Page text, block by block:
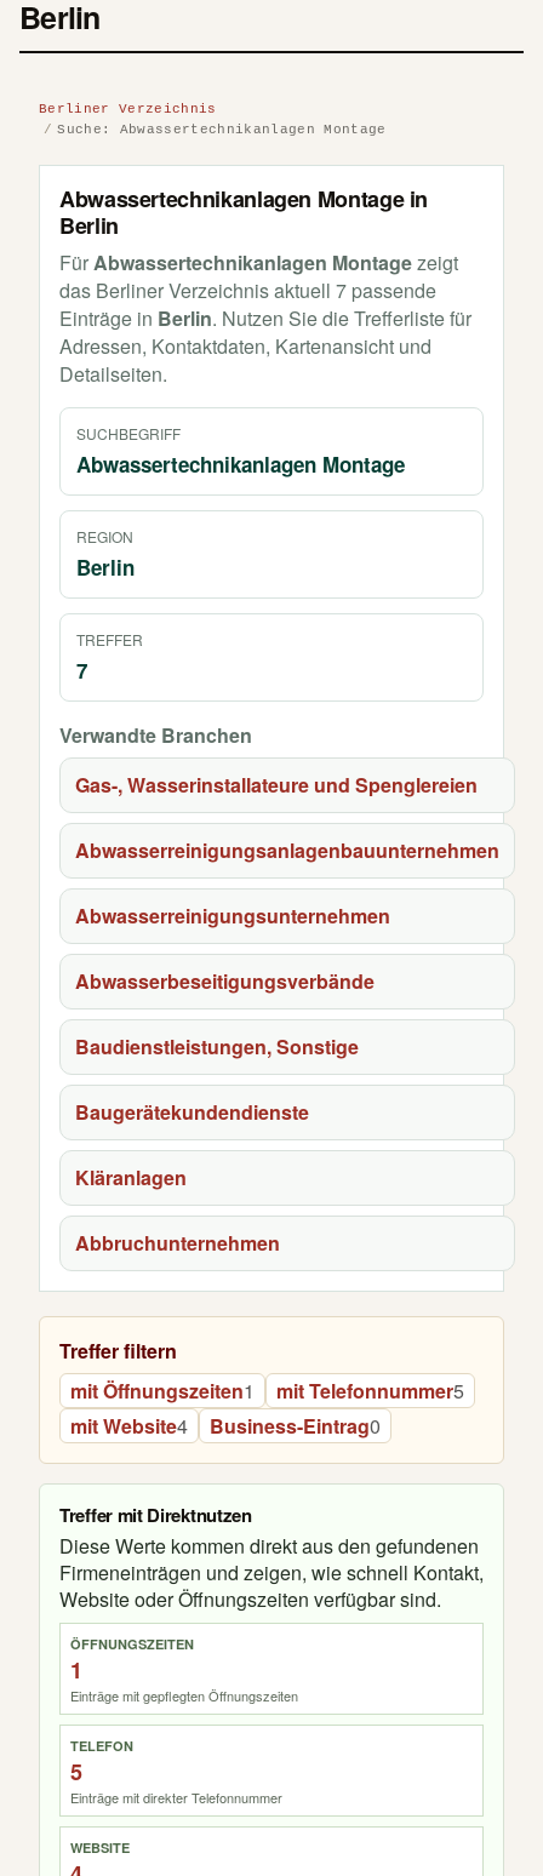
Berlin
Berliner Verzeichnis
Suche: Abwassertechnikanlagen Montage
Abwassertechnikanlagen Montage in
Berlin
FürAbwassertechnikanlagen Montagezeigt
das Berliner Verzeichnis aktuell 7 passende
Einträge in Berlin. Nutzen Sie die Trefferliste für
Adressen, Kontaktdaten, Kartenansicht und
Detailseiten.
SUCHBEGRIFF
Abwassertechnikanlagen Montage
REGION
Berlin
TREFFER
7
Verwandte Branchen
Gas-, Wasserinstallateure und Spenglereien
Abwasserreinigungsanlagenbauunternehmen
Abwasserreinigungsunternehmen
Abwasserbeseitigungsverbände
Baudienstleistungen, Sonstige
Baugerätekundendienste
Kläranlagen
Abbruchunternehmen
Treffer filtern
mit Öffnungszeiten1 mit Telefonnummer5
mit Website4 Business-Eintrag0
Treffer mit Direktnutzen
Diese Werte kommen direkt aus den gefundenen
Firmeneinträgen und zeigen, wie schnell Kontakt,
Website oder Öffnungszeiten verfügbar sind.
ÖFFNUNGSZEITEN
1
Einträge mit gepflegten Öffnungszeiten
TELEFON
5
Einträge mit direkter Telefonnummer
WEBSITE